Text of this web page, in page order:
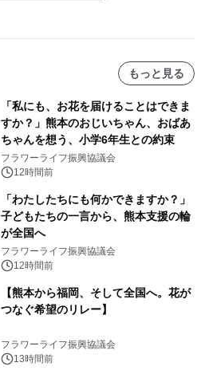
もっと見る
「私にも、お花を届けることはできま
すか？」熊本のおじいちゃん、おばあ
ちゃんを想う、小学6年生との約束
フラワーライフ振興協議会
12時間前
「わたしたちにも何かできますか？」
子どもたちの一言から、熊本支援の輪
が全国へ
フラワーライフ振興協議会
12時間前
【熊本から福岡、そして全国へ。花が
つなぐ希望のリレー】
フラワーライフ振興協議会
13時間前